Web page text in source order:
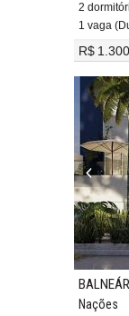
2
1 vaga
R$
Nações